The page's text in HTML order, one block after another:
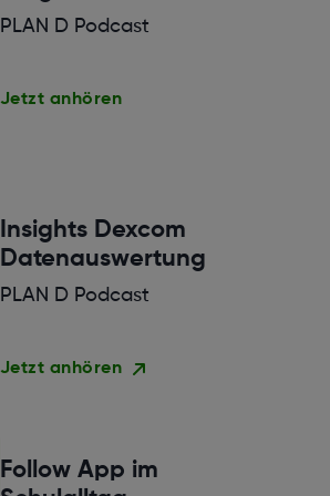
PLAN D Podcast
Jetzt anhören
Insights Dexcom
Datenauswertung
PLAN D Podcast
Jetzt anhören
Follow App im